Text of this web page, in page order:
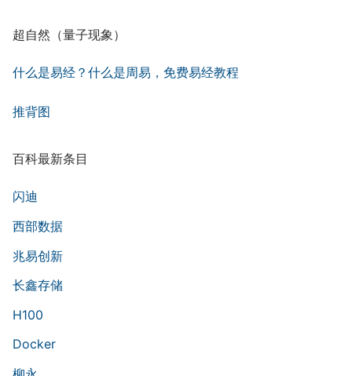
超自然（量子现象）
什么是易经？什么是周易，免费易经教程
推背图
百科最新条目
闪迪
西部数据
兆易创新
长鑫存储
H100
Docker